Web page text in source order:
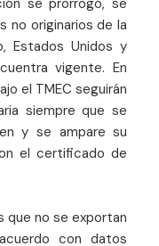
se prorrogó, se
no originarios de la
Estados Unidos y
vigente. En
el TMEC seguirán
siempre que se
y se ampare su
el certificado de
que no se exportan
con datos